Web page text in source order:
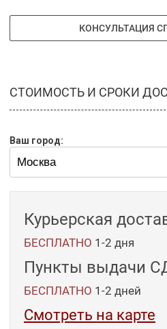
КОНСУЛЬТАЦИЯ
СТОИМОСТЬ И СРОКИ
Ваш город:
Курьерская
БЕСПЛАТНО 1-2 дня
Пункты выдачи
БЕСПЛАТНО 1-2 дней
Смотреть на карте